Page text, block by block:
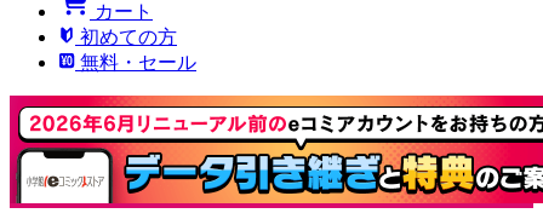
カート
初めての方
無料・セール